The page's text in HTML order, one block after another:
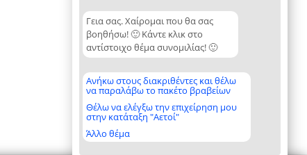
Γεια σας. Χαίρομαι που θα σας
βοηθήσω! 🙂 Κάντε κλικ στο
αντίστοιχο θέμα συνομιλίας! 🙂
Ανήκω στους διακριθέντες και θέλω
να παραλάβω το πακέτο βραβείων
Θέλω να ελέγξω την επιχείρηση μου
στην κατάταξη "Αετοί"
Άλλο θέμα